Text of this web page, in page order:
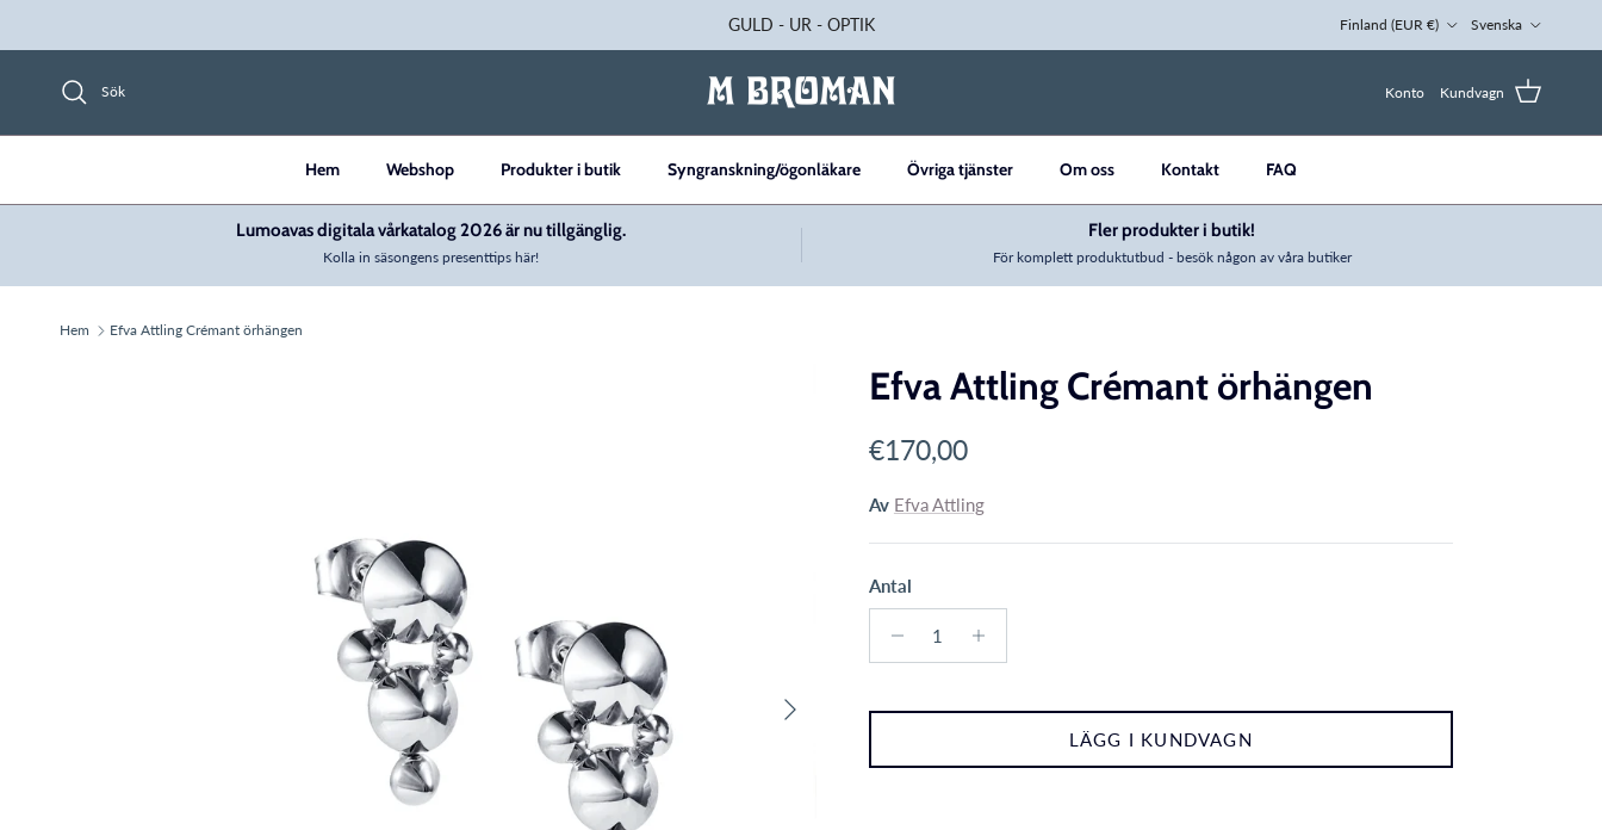
GULD - UR - OPTIK Finland (EUR €) Svenska
Sök Konto Kundvagn
Hem Webshop Produkter i butik Syngranskning/ögonläkare Övriga tjänster Om oss Kontakt FAQ
Lumoavas digitala vårkatalog 2026 är nu tillgänglig.
Kolla in säsongens presenttips här!
Fler produkter i butik!
För komplett produktutbud - besök någon av våra butiker
Hem Efva Attling Crémant örhängen
Nästa
Efva Attling Crémant örhängen
Translation missing: sv.products.product.price.regular_price
€170,00
Av Efva Attling
Antal
LÄGG I KUNDVAGN